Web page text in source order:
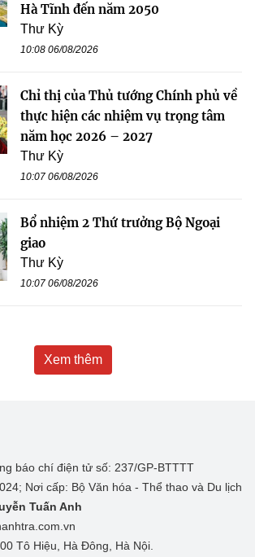
Hà Tĩnh đến năm 2050
Thư Kỳ
10:08 06/08/2026
Chỉ thị của Thủ tướng Chính phủ về
thực hiện các nhiệm vụ trọng tâm
năm học 2026 – 2027
Thư Kỳ
10:07 06/08/2026
Bổ nhiệm 2 Thứ trưởng Bộ Ngoại
giao
Thư Kỳ
10:07 06/08/2026
Xem thêm
báo chí điện tử số: 237/GP-BTTTT
Nơi cấp: Bộ Văn hóa - Thể thao và Du lịch
Tuấn Anh
Tô Hiệu, Hà Đông, Hà Nội.